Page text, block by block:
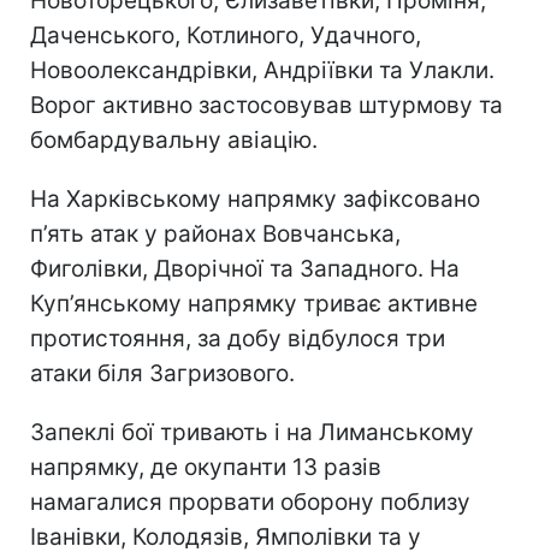
Даченського, Котлиного, Удачного,
Новоолександрівки, Андріївки та Улакли.
Ворог активно застосовував штурмову та
бомбардувальну авіацію.
На Харківському напрямку зафіксовано
п’ять атак у районах Вовчанська,
Фиголівки, Дворічної та Западного. На
Куп’янському напрямку триває активне
протистояння, за добу відбулося три
атаки біля Загризового.
Запеклі бої тривають і на Лиманському
напрямку, де окупанти 13 разів
намагалися прорвати оборону поблизу
Іванівки, Колодязів, Ямполівки та у